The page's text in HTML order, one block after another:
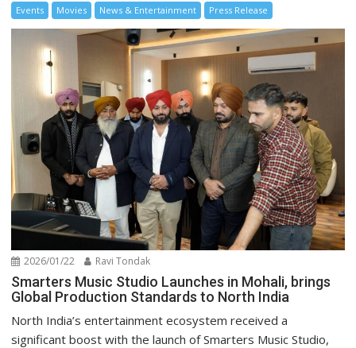
Events Movies News & Entertainment Press Release
2026/01/22 Ravi Tondak
Smarters Music Studio Launches in Mohali, brings
Global Production Standards to North India
North India’s entertainment ecosystem received a
significant boost with the launch of Smarters Music Studio,